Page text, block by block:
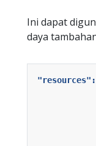
Ini dapat
daya
"resources":